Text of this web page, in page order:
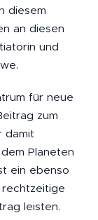
diesem
an diesen
und
für neue
zum
damit
Planeten
ein ebenso
leisten.